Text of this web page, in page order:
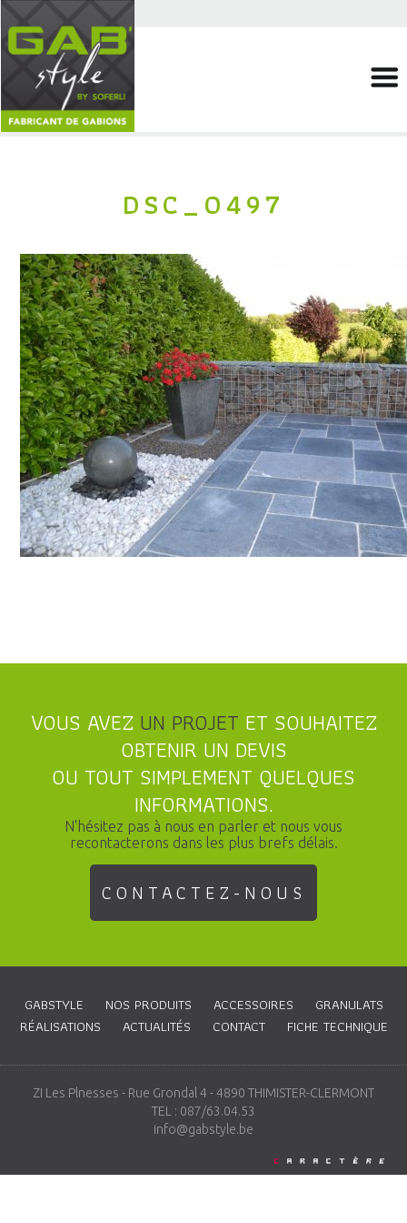
DSC_0497
VOUS AVEZ UN PROJET ET SOUHAITEZ
OBTENIR UN DEVIS
OU TOUT SIMPLEMENT QUELQUES
INFORMATIONS.
N'hésitez pas à nous en parler et nous vous
recontacterons dans les plus brefs délais.
CONTACTEZ-NOUS
GABSTYLE NOS PRODUITS ACCESSOIRES
GRANULATS
RÉALISATIONS
ACTUALITÉS CONTACT FICHE TECHNIQUE
ZI Les Plnesses - Rue Grondal 4 - 4890 THIMISTER-CLERMONT
TEL : 087/63.04.53
info@gabstyle.be